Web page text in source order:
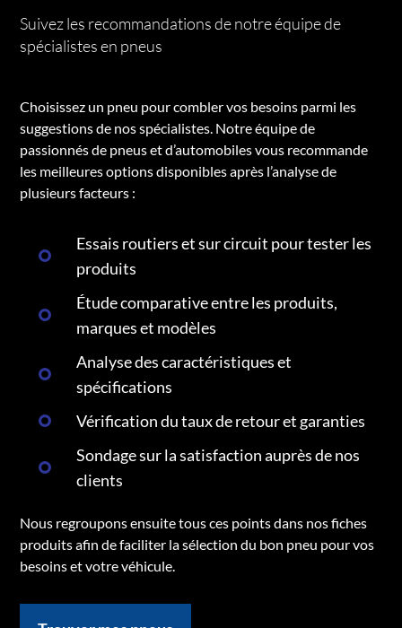
Suivez les recommandations de notre équipe de
spécialistes en pneus
Choisissez un pneu pour combler vos besoins parmi les
suggestions de nos spécialistes. Notre équipe de
passionnés de pneus et d’automobiles vous recommande
les meilleures options disponibles après l’analyse de
plusieurs facteurs :
Essais routiers et sur circuit pour tester les
produits
Étude comparative entre les produits,
marques et modèles
Analyse des caractéristiques et
spécifications
Vérification du taux de retour et garanties
Sondage sur la satisfaction auprès de nos
clients
Nous regroupons ensuite tous ces points dans nos fiches
produits afin de faciliter la sélection du bon pneu pour vos
besoins et votre véhicule.